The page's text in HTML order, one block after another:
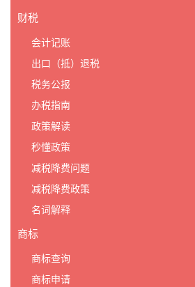
财税
会计记账
出口（抵）退税
税务公报
办税指南
政策解读
秒懂政策
减税降费问题
减税降费政策
名词解释
商标
商标查询
商标申请